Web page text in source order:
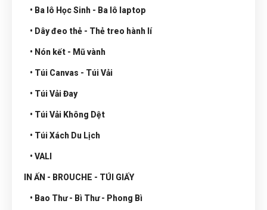
• Ba lô Học Sinh - Ba lô laptop
• Dây đeo thẻ - Thẻ treo hành lí
• Nón kết - Mũ vành
• Túi Canvas - Túi Vải
• Túi Vải Đay
• Túi Vải Không Dệt
• Túi Xách Du Lịch
• VALI
IN ẤN - BROUCHE - TÚI GIẤY
• Bao Thư - Bì Thư - Phong Bì